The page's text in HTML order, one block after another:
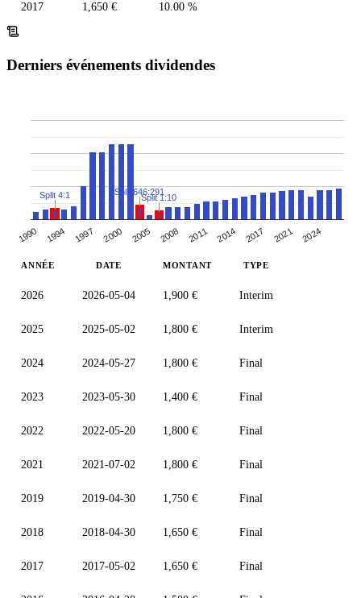
2017 1,650 € 10.00 %
Derniers événements dividendes
1990 1994 1997 2000 2005 2008 2011 2014 2017 2021 2024
Split 4:1 Split 646:291
Split 1:10
ANNÉE DATE MONTANT TYPE
2026 2026-05-04 1,900 € Interim
2025 2025-05-02 1,800 € Interim
2024 2024-05-27 1,800 € Final
2023 2023-05-30 1,400 € Final
2022 2022-05-20 1,800 € Final
2021 2021-07-02 1,800 € Final
2019 2019-04-30 1,750 € Final
2018 2018-04-30 1,650 € Final
2017 2017-05-02 1,650 € Final